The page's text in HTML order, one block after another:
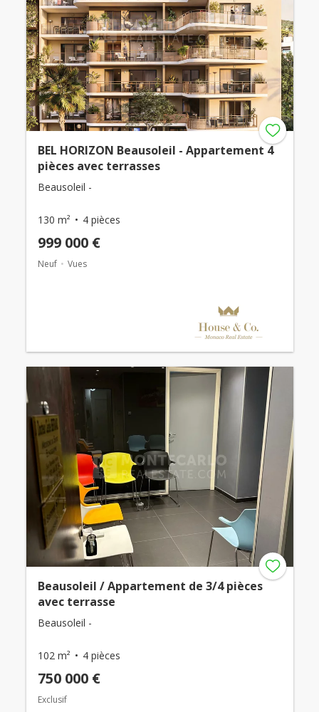
BEL HORIZON Beausoleil - Appartement 4
pièces avec terrasses
Beausoleil -
130 m² 4 pièces
999 000 €
Neuf Vues
Beausoleil / Appartement de 3/4 pièces
avec terrasse
Beausoleil -
102 m² 4 pièces
750 000 €
Exclusif